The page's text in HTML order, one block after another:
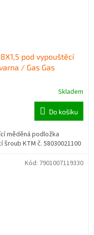
pod vypouštěcí
/ Gas Gas
Skladem
Do košíku
měděná podložka
KTM č. 58030021100
Kód: 7901007119330